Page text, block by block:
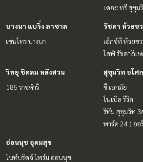
เดอะ ทรี สุขุม
บางนา แบริ่ง ลาซาล
เซนโทร บางนา
รัชดา ห้วยข
เอ็กซ์ที ห้วยขว
ไลฟ์ รัชดาภิเ
วิทยุ ชิดลม หลังสวน
185 ราชดำริ
สุขุมวิท อโศ
ซี เอกมัย
โนเบิล รีวิล
ริทึ่ม สุขุมวิท
พาร์ค 24 ( อ
อ่อนนุช อุดมสุข
ไนท์บริดจ์ ไพร์ม อ่อนนุช